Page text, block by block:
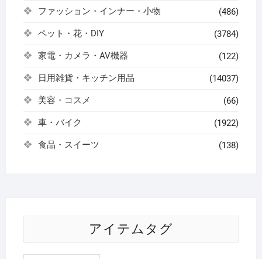
ファッション・インナー・小物 (486)
ペット・花・DIY (3784)
家電・カメラ・AV機器 (122)
日用雑貨・キッチン用品 (14037)
美容・コスメ (66)
車・バイク (1922)
食品・スイーツ (138)
アイテムタグ